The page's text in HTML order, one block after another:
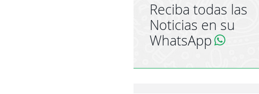
Reciba todas las
Noticias en su
WhatsApp